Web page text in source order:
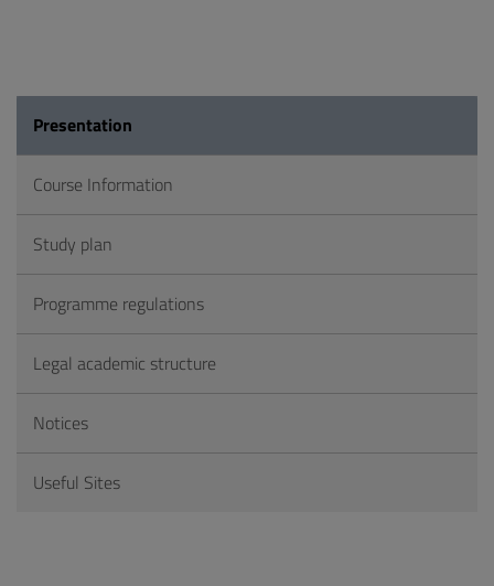
Presentation
Course Information
Study plan
Programme regulations
Legal academic structure
Notices
Useful Sites